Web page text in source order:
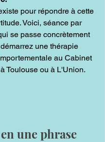
pour répondre à cette
Voici, séance par
se passe concrètement
une thérapie
au Cabinet
Toulouse ou à L'Union.
une phrase